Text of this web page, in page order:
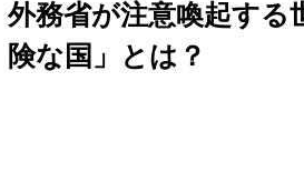
外務省が注意喚起する
険な国」とは？